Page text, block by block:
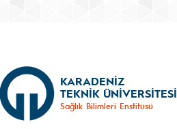
KARADENİZ
TEKNİK ÜNİVERSİTESİ
Sağlık Bilimleri Enstitüsü